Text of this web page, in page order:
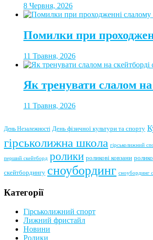
8 Червня, 2026
Помилки при
11 Травня, 2026
Як тренувати слалом на
11 Травня, 2026
День Незалежності День фізичної культури та спорту
гірськолижна школа гірськолижний
перший скейтборд ролики роликові ковзани
скейтбордингу сноубординг сноубординг
Категорії
Гірськолижний спорт
Лижний фристайл
Новини
Ролики